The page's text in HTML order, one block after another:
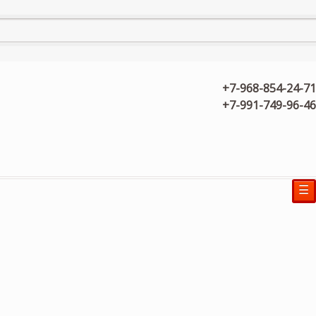
+7-968-854-24-71
+7-991-749-96-46
☰